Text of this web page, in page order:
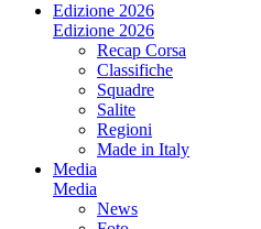
Edizione 2026
Edizione 2026
Recap Corsa
Classifiche
Squadre
Salite
Regioni
Made in Italy
Media
Media
News